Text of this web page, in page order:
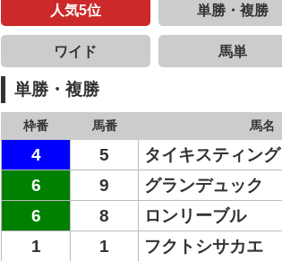
人気5位 単勝・複勝
ワイド 馬単
単勝・複勝
枠番 馬番 馬名
4 5 タイキスティング
6
9 グランデュック
6
8 ロンリーブル
1
1 フクトシサカエ